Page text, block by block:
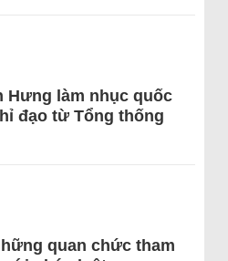
Hưng làm nhục quốc
đạo từ Tổng thống
quan chức tham